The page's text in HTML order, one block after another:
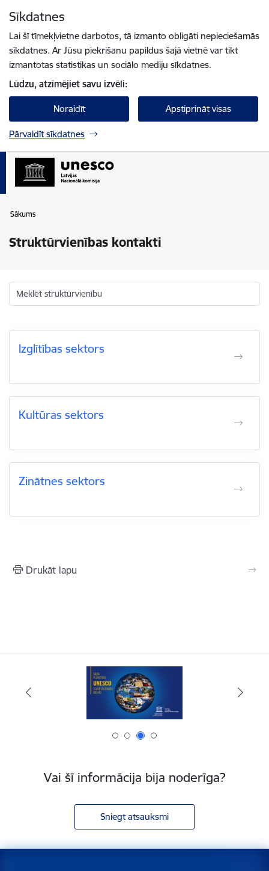
Sīkdatnes
Lai šī tīmekļvietne darbotos, tā izmanto obligāti nepieciešamās
sīkdatnes. Ar Jūsu piekrišanu papildus šajā vietnē var tikt
izmantotas statistikas un sociālo mediju sīkdatnes.
Lūdzu, atzīmējiet savu izvēli:
Noraidīt Apstiprināt visas
Pārvaldīt sīkdatnes
Sākums
Struktūrvienības kontakti
Meklēt struktūrvienību
Izglītības sektors
Kultūras sektors
Zinātnes sektors
Drukāt lapu
Vai šī informācija bija noderīga?
Sniegt atsauksmi